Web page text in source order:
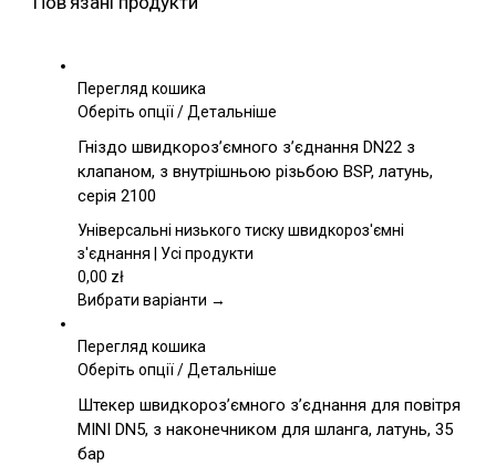
Перегляд кошика
Оберіть опціїЦей
має
кілька
Параметри
можна
на
товару
/Детальніше
Гніздо швидкороз’ємного з’єднання DN22 з
клапаном, з внутрішньою різьбою BSP, латунь,
серія 2100
Універсальні низького тиску швидкороз'ємні
з'єднання | Усі продукти
0,00 zł
Вибрати варіанти →
Перегляд кошика
Оберіть опціїЦей
має
кілька
/Детальніше
Штекер швидкороз’ємного з’єднання для повітря
MINI DN5, з наконечником для шланга, латунь, 35
бар